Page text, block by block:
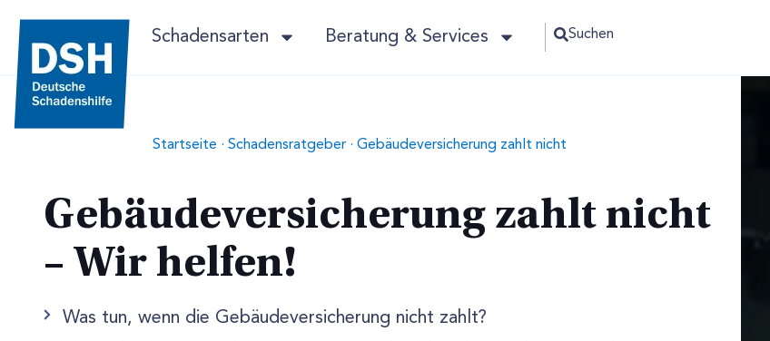
Schadensarten Beratung & Services Suchen
Startseite · Schadensratgeber · Gebäudeversicherung zahlt nicht
Gebäudeversicherung zahlt nicht
– Wir helfen!
Was tun, wenn die Gebäudeversicherung nicht zahlt?